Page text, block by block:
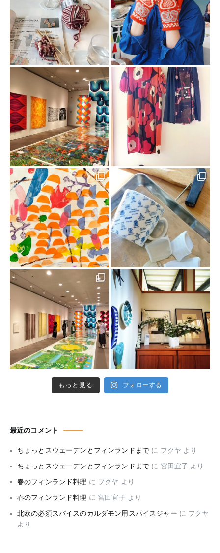
もっと見る フォローする
最近のコメント
ちょっとスウェーデンとフィンランドまで に フクヤ より
ちょっとスウェーデンとフィンランドまで に 宮田宜子 より
春のフィンランド料理 に フクヤ より
春のフィンランド料理 に宮田宜子 より
北欧の必須スパイスのカルダモン用スパイスジャー に フクヤ
より